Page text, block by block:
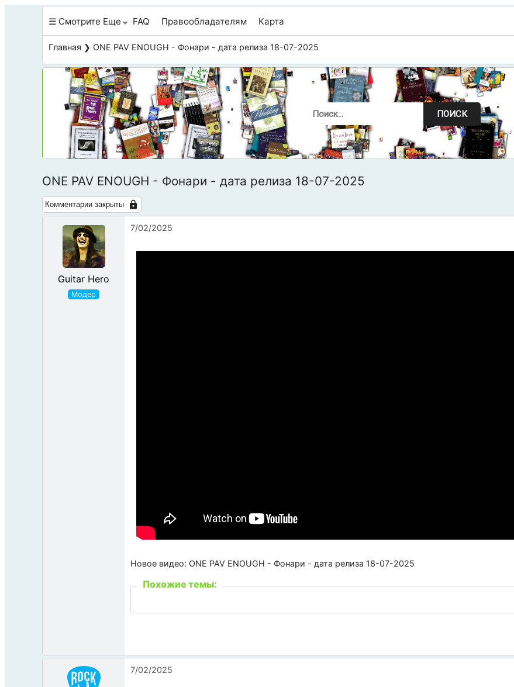
☰ Смотрите Еще FAQ Правообладателям Карта
Главная ❯ ONE PAV ENOUGH - Фонари - дата релиза 18-07-2025
ПОИСК
ONE PAV ENOUGH - Фонари - дата релиза 18-07-2025
Комментарии закрыты
Guitar Hero
7/02/2025
Новое видео: ONE PAV ENOUGH - Фонари - дата релиза 18-07-2025
Похожие темы:
7/02/2025